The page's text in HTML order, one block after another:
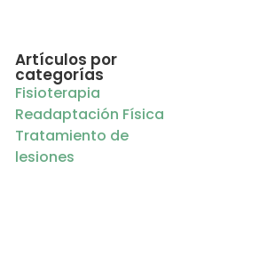
Artículos por
categorías
Fisioterapia
Readaptación Física
Tratamiento de
lesiones